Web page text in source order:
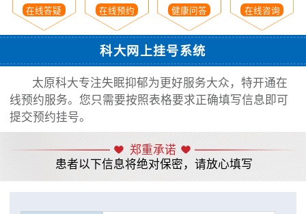
在线答疑 在线预约 健康问答 在线咨询
科大网上挂号系统
太原科大专注失眠抑郁为更好服务大众，特开通在
线预约服务。您只需要按照表格要求正确填写信息即可
提交预约挂号。
郑重承诺
患者以下信息将绝对保密，请放心填写